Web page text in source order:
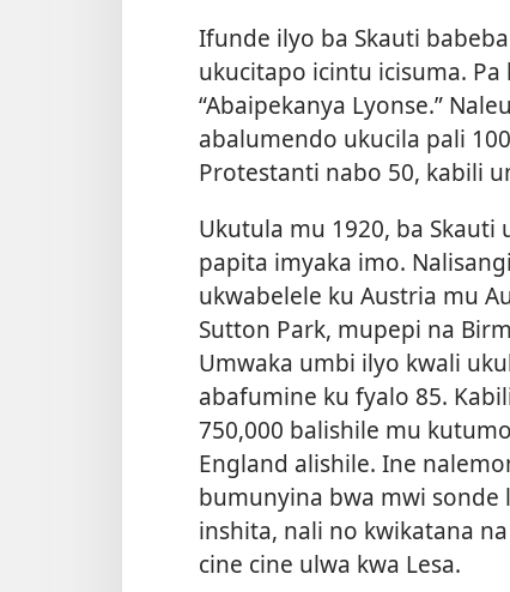
Ifunde ilyo ba Skauti
ukucitapo icintu icisuma.
“Abaipekanya Lyonse.”
abalumendo ukucila pali
Protestanti nabo 50, kabili
Ukutula mu 1920, ba
papita imyaka imo.
ukwabelele ku Austria mu
Sutton Park, mupepi na
Umwaka umbi ilyo kwali
abafumine ku fyalo 85.
750,000 balishile mu
England alishile. Ine
bumunyina bwa mwi
inshita, nali no kwikatana
cine cine ulwa kwa Lesa.